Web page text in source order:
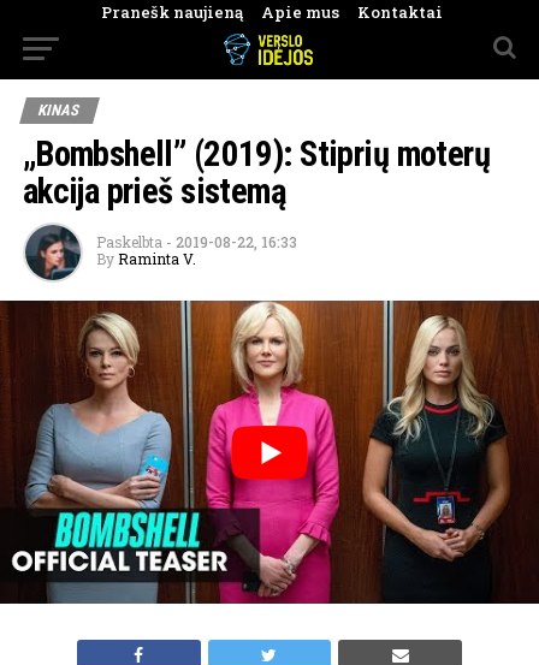
Pranešk naujieną Apie mus Kontaktai
KINAS
„Bombshell” (2019): Stiprių moterų
akcija prieš sistemą
Paskelbta - 2019-08-22, 16:33
By Raminta V.